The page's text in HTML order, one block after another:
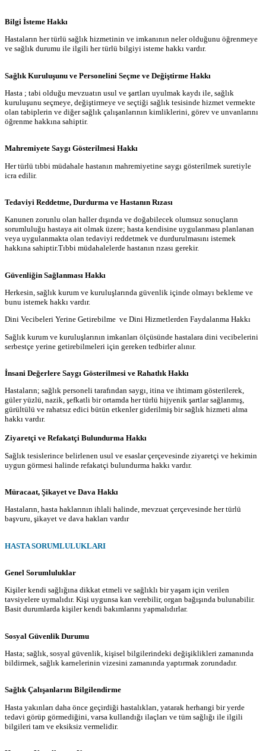
Bilgi İsteme Hakkı
Hastaların her türlü sağlık hizmetinin ve imkanının neler olduğunu öğrenmeye
ve sağlık durumu ile ilgili her türlü bilgiyi isteme hakkı vardır.
Sağlık Kuruluşunu ve Personelini Seçme ve Değiştirme Hakkı
Hasta ; tabi olduğu mevzuatın usul ve şartları uyulmak kaydı ile, sağlık
kuruluşunu seçmeye, değiştirmeye ve seçtiği sağlık tesisinde hizmet vermekte
olan tabiplerin ve diğer sağlık çalışanlarının kimliklerini, görev ve unvanlarını
öğrenme hakkına sahiptir.
Mahremiyete Saygı Gösterilmesi Hakkı
Her türlü tıbbi müdahale hastanın mahremiyetine saygı gösterilmek suretiyle
icra edilir.
Tedaviyi Reddetme, Durdurma ve Hastanın Rızası
Kanunen zorunlu olan haller dışında ve doğabilecek olumsuz sonuçların
sorumluluğu hastaya ait olmak üzere; hasta kendisine uygulanması planlanan
veya uygulanmakta olan tedaviyi reddetmek ve durdurulmasını istemek
hakkına sahiptir.Tıbbi müdahalelerde hastanın rızası gerekir.
Güvenliğin Sağlanması Hakkı
Herkesin, sağlık kurum ve kuruluşlarında güvenlik içinde olmayı bekleme ve
bunu istemek hakkı vardır.
Dini Vecibeleri Yerine Getirebilme ve Dini Hizmetlerden Faydalanma Hakkı
Sağlık kurum ve kuruluşlarının imkanları ölçüsünde hastalara dini vecibelerini
serbestçe yerine getirebilmeleri için gereken tedbirler alınır.
İnsani Değerlere Saygı Gösterilmesi ve Rahatlık Hakkı
Hastaların; sağlık personeli tarafından saygı, itina ve ihtimam gösterilerek,
güler yüzlü, nazik, şefkatli bir ortamda her türlü hijyenik şartlar sağlanmış,
gürültülü ve rahatsız edici bütün etkenler giderilmiş bir sağlık hizmeti alma
hakkı vardır.
Ziyaretçi ve Refakatçi Bulundurma Hakkı
Sağlık tesislerince belirlenen usul ve esaslar çerçevesinde ziyaretçi ve hekimin
uygun görmesi halinde refakatçi bulundurma hakkı vardır.
Müracaat, Şikayet ve Dava Hakkı
Hastaların, hasta haklarının ihlali halinde, mevzuat çerçevesinde her türlü
başvuru, şikayet ve dava hakları vardır
HASTA SORUMLULUKLARI
Genel Sorumluluklar
Kişiler kendi sağlığına dikkat etmeli ve sağlıklı bir yaşam için verilen
tavsiyelere uymalıdır. Kişi uygunsa kan verebilir, organ bağışında bulunabilir.
Basit durumlarda kişiler kendi bakımlarını yapmalıdırlar.
Sosyal Güvenlik Durumu
Hasta; sağlık, sosyal güvenlik, kişisel bilgilerindeki değişiklikleri zamanında
bildirmek, sağlık karnelerinin vizesini zamanında yaptırmak zorundadır.
Sağlık Çalışanlarını Bilgilendirme
Hasta yakınları daha önce geçirdiği hastalıkları, yatarak herhangi bir yerde
tedavi görüp görmediğini, varsa kullandığı ilaçları ve tüm sağlığı ile ilgili
bilgileri tam ve eksiksiz vermelidir.